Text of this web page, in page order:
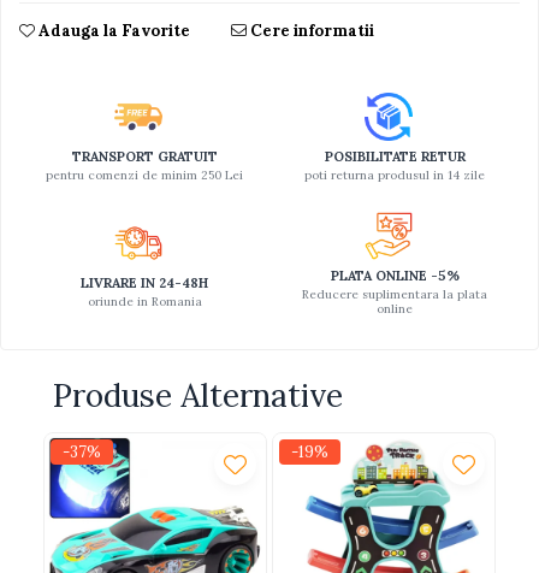
Proiectoare
Set Avioane si submarine
Seturi de doctor
Seturi de rufe
Trenuri cu sine
Vehicule de constructii
Adauga la Favorite Cere informatii
TRANSPORT GRATUIT
pentru comenzi de minim 250 Lei
POSIBILITATE RETUR
poti returna produsul in 14 zile
LIVRARE IN 24-48H
oriunde in Romania
PLATA ONLINE -5%
Reducere suplimentara la plata
online
Produse Alternative
-37% -19%